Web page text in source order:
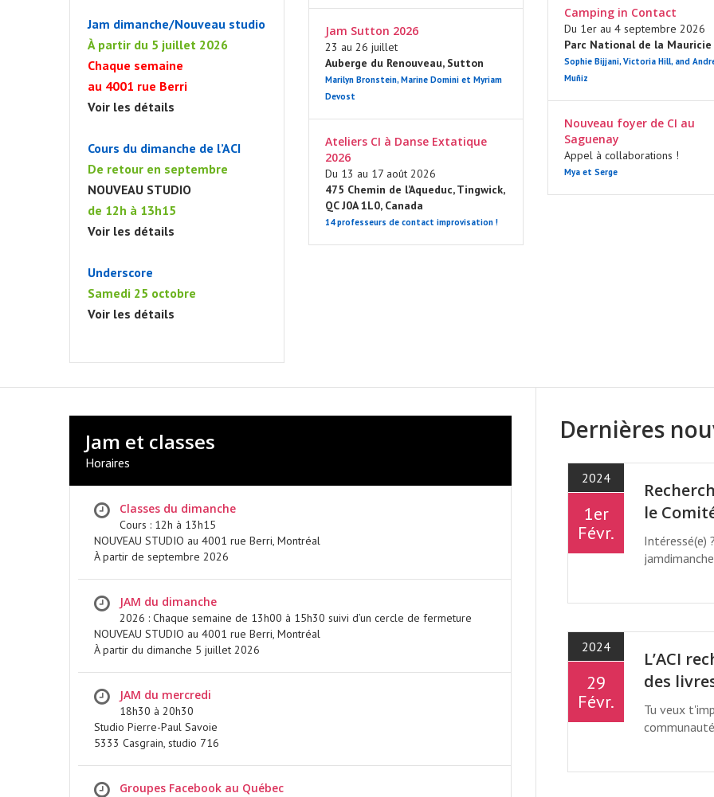
JAM DU DIMANCHE
À PARTIR DU 5 JUILLET 2026 - CHAQUE SEMAINE AU 4001
FESTIVAL JAM ANNUEL DE
Jam dimanche/Nouveau studio
À partir du 5 juillet 2026
Chaque semaine
au 4001 rue Berri
Voir les détails
Cours du dimanche de l’ACI
De retour en septembre
NOUVEAU STUDIO
de 12h à 13h15
Voir les détails
Underscore
Samedi 25 octobre
Voir les détails
Jam Sutton 2026
23 au 26 juillet
Auberge du Renouveau, Sutton
Marilyn Bronstein, Marine Domini et Myriam
Devost
Ateliers CI à Danse Extatique
2026
Du 13 au 17 août 2026
475 Chemin de l’Aqueduc, Tingwick,
QC J0A 1L0, Canada
14 professeurs de contact improvisation !
Camping in Contact
Du 1er au 4 septembre 2026
Parc National de la Mauricie
Sophie Bijjani, Victoria Hill, and
Muñiz
Nouveau foyer de CI au
Saguenay
Appel à collaborations !
Mya et Serge
Jam et classes
Horaires
Classes du dimanche
Cours : 12h à 13h15
NOUVEAU STUDIO au 4001 rue Berri, Montréal
À partir de septembre 2026
JAM du dimanche
2026 : Chaque semaine de 13h00 à 15h30 suivi d’un cercle de fermeture
NOUVEAU STUDIO au 4001 rue Berri, Montréal
À partir du dimanche 5 juillet 2026
JAM du mercredi
18h30 à 20h30
Studio Pierre-Paul Savoie
5333 Casgrain, studio 716
Groupes Facebook au Québec
Dernières
2024
1er
Févr.
le
Intéressé(e)
2024
29
Févr.
L’ACI
des
Tu veux